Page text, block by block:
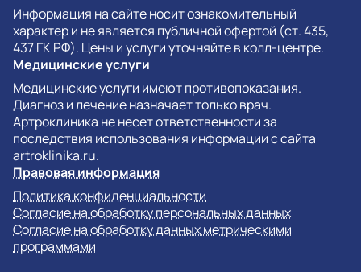
Информация на сайте носит ознакомительный
характер и не является публичной офертой (ст. 435,
437 ГК РФ). Цены и услуги уточняйте в колл-центре.
Медицинские услуги
Медицинские услуги имеют противопоказания.
Диагноз и лечение назначает только врач.
Артроклиника не несет ответственности за
последствия использования информации с сайта
artroklinika.ru.
Правовая информация
Политика конфиденциальности
Согласие на обработку персональных данных
Согласие на обработку данных метрическими
программами